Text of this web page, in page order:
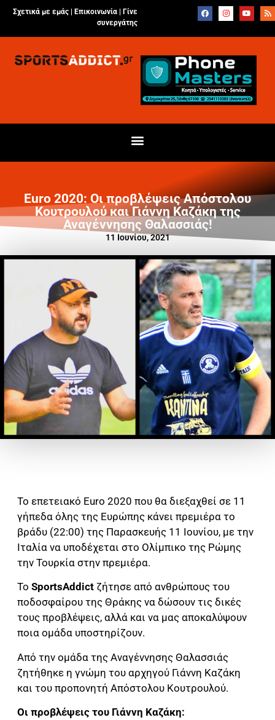
Σχετικά με εμάς | Επικοινωνία
Γίνε
συνεργάτης
Euro 2020: Οι προβλέψεις Απόστολου
Κουτρουλού και Γιάννη Καζάκη της
Αναγέννησης Θαλασσιάς!
11 Ιουνίου, 2021
Το επετειακό Euro 2020 που θα διεξαχθεί σε 11
γήπεδα όλης της Ευρώπης κάνει πρεμιέρα το
βράδυ (22:00) της Παρασκευής 11 Ιουνίου, με την
Ιταλία να υποδέχεται στο Ολίμπικο της Ρώμης
την Τουρκία στην πρεμιέρα.
Το SportsAddict ζήτησε από ανθρώπους του
ποδοσφαίρου της Θράκης να δώσουν τις δικές
τους προβλέψεις, αλλά και να μας αποκαλύψουν
ποια ομάδα υποστηρίζουν.
Από την ομάδα της Αναγέννησης Θαλασσιάς
ζητήθηκε η γνώμη του αρχηγού Γιάννη Καζάκη
και του προπονητή Απόστολου Κουτρουλού.
Οι προβλέψεις του Γιάννη Καζάκη: